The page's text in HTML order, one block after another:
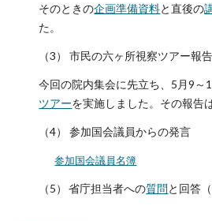
そのときの企画準備資料と直後の
た。
（3） 市民の六ヶ所視察ツアー報
今回の院内集会に先立ち、5月9～
ツアーを実施しました。その報告
（4） 参加国会議員からの発言
参加国会議員名簿
（5） 省庁担当者への質問と回答（